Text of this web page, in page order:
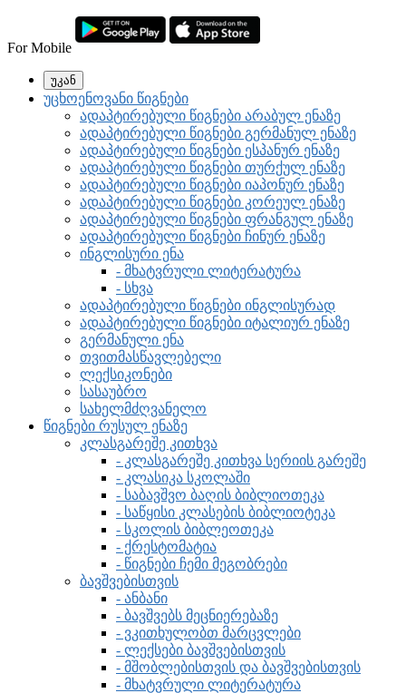
For Mobile
უკან
უცხოენოვანი წიგნები
ადაპტირებული წიგნები არაბულ ენაზე
ადაპტირებული წიგნები გერმანულ ენაზე
ადაპტირებული წიგნები ესპანურ ენაზე
ადაპტირებული წიგნები თურქულ ენაზე
ადაპტირებული წიგნები იაპონურ ენაზე
ადაპტირებული წიგნები კორეულ ენაზე
ადაპტირებული წიგნები ფრანგულ ენაზე
ადაპტირებული წიგნები ჩინურ ენაზე
ინგლისური ენა
- მხატვრული ლიტერატურა
- სხვა
ადაპტირებული წიგნები ინგლისურად
ადაპტირებული წიგნები იტალიურ ენაზე
გერმანული ენა
თვითმასწავლებელი
ლექსიკონები
სასაუბრო
სახელმძღვანელო
წიგნები რუსულ ენაზე
კლასგარეშე კითხვა
- კლასგარეშე კითხვა სერიის გარეშე
- კლასიკა სკოლაში
- საბავშვო ბაღის ბიბლიოთეკა
- საწყისი კლასების ბიბლიოტეკა
- სკოლის ბიბლეოთეკა
- ქრესტომატია
- წიგნები ჩემი მეგობრები
ბავშვებისთვის
- ანბანი
- ბავშვებს მეცნიერებაზე
- ვკითხულობთ მარცვლები
- ლექსები ბავშვებისთვის
- მშობლებისთვის და ბავშვებისთვის
- მხატვრული ლიტერატურა